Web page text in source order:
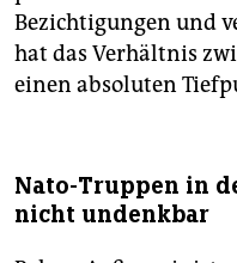
Bezichtigungen und
hat das Verhältnis
einen absoluten
Nato-Truppen in
nicht undenkbar